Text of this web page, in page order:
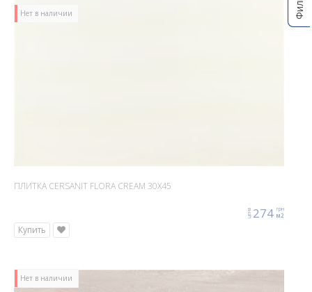
Нет в наличии
ПЛИТКА CERSANIT FLORA CREAM 30X45
цена 274 грн
м2
Купить
Нет в наличии